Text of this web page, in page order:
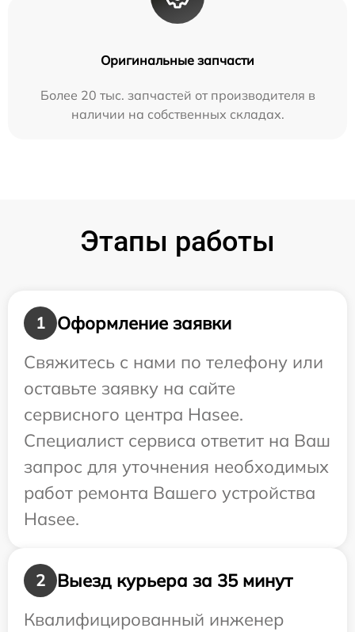
Оригинальные запчасти
Более 20 тыс. запчастей от производителя в
наличии на собственных складах.
Этапы работы
1
Оформление заявки
Свяжитесь с нами по телефону или
оставьте заявку на сайте
сервисного центра Hasee.
Специалист сервиса ответит на Ваш
запрос для уточнения необходимых
работ ремонта Вашего устройства
Hasee.
2
Выезд курьера за 35 минут
Квалифицированный инженер